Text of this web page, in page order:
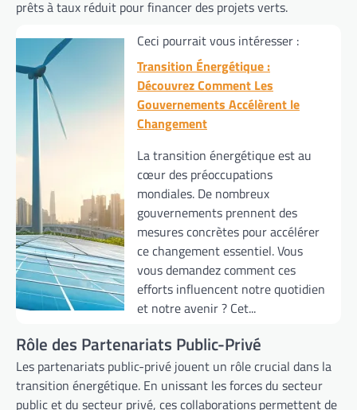
prêts à taux réduit pour financer des projets verts.
Ceci pourrait vous intéresser :
Transition Énergétique :
Découvrez Comment Les
Gouvernements Accélèrent le
Changement
La transition énergétique est au
cœur des préoccupations
mondiales. De nombreux
gouvernements prennent des
mesures concrètes pour accélérer
ce changement essentiel. Vous
vous demandez comment ces
efforts influencent notre quotidien
et notre avenir ? Cet...
Rôle des Partenariats Public-Privé
Les partenariats public-privé jouent un rôle crucial dans la
transition énergétique. En unissant les forces du secteur
public et du secteur privé, ces collaborations permettent de